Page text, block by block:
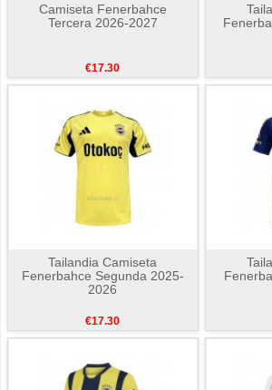
Camiseta Fenerbahce
Tercera 2026-2027
€17.30
Tailandia Camiseta
Fenerbahce Segunda 2025-
2026
€17.30